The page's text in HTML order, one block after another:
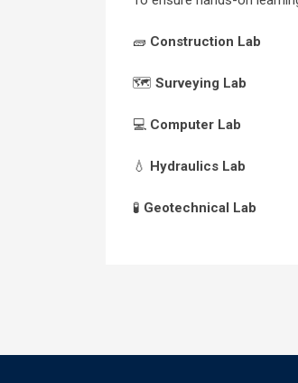
🧱 Construction Lab
🗺️ Surveying Lab
💻 Computer Lab
💧 Hydraulics Lab
🧪 Geotechnical Lab